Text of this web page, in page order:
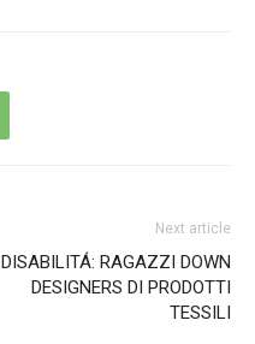
Next article
DISABILITÁ: RAGAZZI DOWN
DESIGNERS DI PRODOTTI
TESSILI